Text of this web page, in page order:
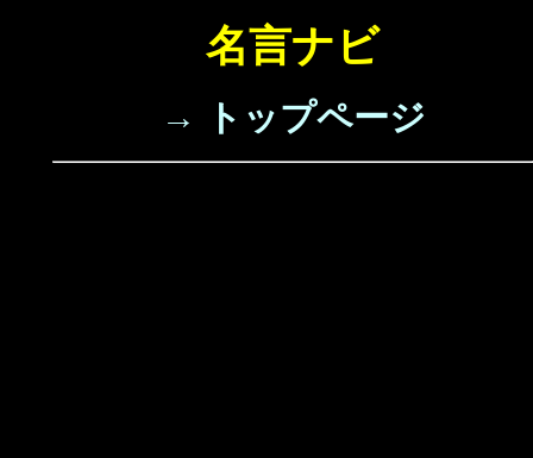
名言ナビ
→ トップページ